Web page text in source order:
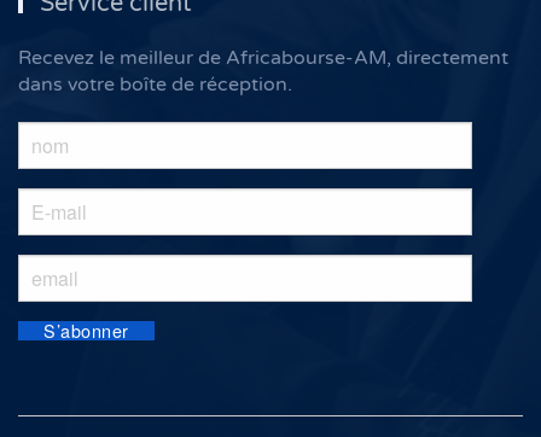
Recevez le meilleur de Africabourse-AM, directement
dans votre boîte de réception.